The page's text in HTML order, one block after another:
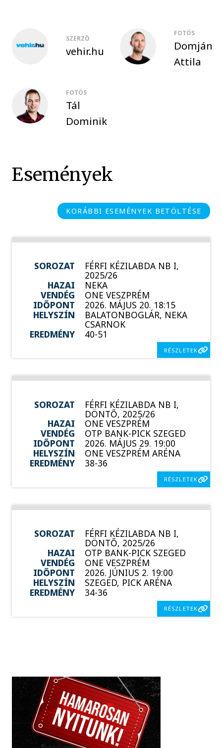
SZERZŐ
vehir.hu
FOTÓS
Domján
Attila
FOTÓS
Tál
Dominik
Események
KORÁBBI ESEMÉNYEK BETÖLTÉSE
SOROZAT FÉRFI KÉZILABDA NB I,
2025/26
HAZAI
NEKA
VENDÉG
ONE VESZPRÉM
IDŐPONT
2026. MÁJUS 20. 18:15
HELYSZÍN
BALATONBOGLÁR, NEKA
CSARNOK
EREDMÉNY
40-51
RÉSZLETEK
SOROZAT FÉRFI KÉZILABDA NB I,
DÖNTŐ, 2025/26
HAZAI
ONE VESZPRÉM
VENDÉG
OTP BANK-PICK SZEGED
IDŐPONT
2026. MÁJUS 29. 19:00
HELYSZÍN
ONE VESZPRÉM ARÉNA
EREDMÉNY
38-36
RÉSZLETEK
SOROZAT FÉRFI KÉZILABDA NB I,
DÖNTŐ, 2025/26
HAZAI
OTP BANK-PICK SZEGED
VENDÉG
ONE VESZPRÉM
IDŐPONT
2026. JÚNIUS 2. 19:00
HELYSZÍN
SZEGED, PICK ARÉNA
EREDMÉNY
34-36
RÉSZLETEK